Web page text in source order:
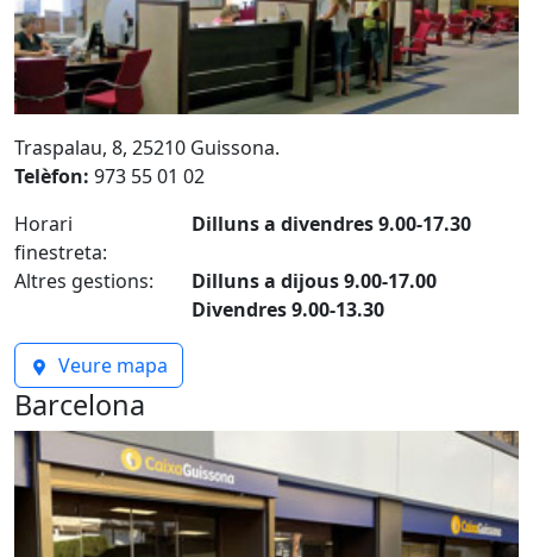
Traspalau, 8, 25210 Guissona.
Telèfon: 973 55 01 02
Horari
finestreta:
Dilluns a divendres 9.00-17.30
Altres gestions:
Dilluns a dijous 9.00-17.00
Divendres 9.00-13.30
Veure mapa
Barcelona